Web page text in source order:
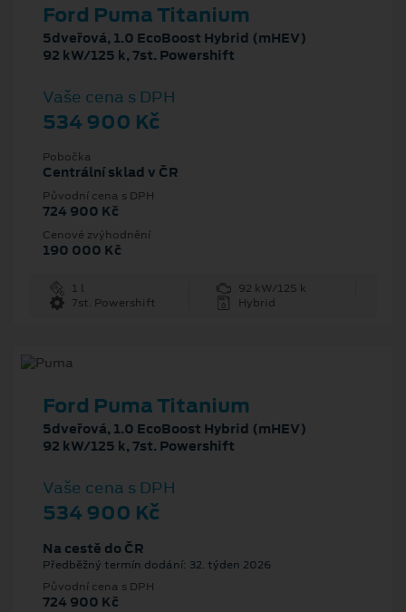
Ford Puma Titanium
5dveřová, 1.0 EcoBoost Hybrid (mHEV)
92 kW/125 k, 7st. Powershift
Vaše cena s DPH
534 900 Kč
Pobočka
Centrální sklad v ČR
Původní cena s DPH
724 900 Kč
Cenové zvýhodnění
190 000 Kč
1 l
92 kW/125 k
7st. Powershift
Hybrid
Ford Puma Titanium
5dveřová, 1.0 EcoBoost Hybrid (mHEV)
92 kW/125 k, 7st. Powershift
Vaše cena s DPH
534 900 Kč
Na cestě do ČR
Předběžný termín dodání: 32. týden 2026
Původní cena s DPH
724 900 Kč